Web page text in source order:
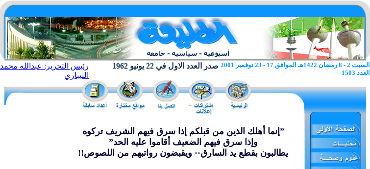
رئيس التحرير: عبدالله محمد
النيباري
صدر العدد الاول في 22 يونيو 1962
السبت 2 - 8 رمضان 1422هـ الموافق 17 - 23 نوفمبر 2001
العدد 1503
”إنما أهلك الذين من قبلكم إذا سرق فيهم الشريف تركوه
وإذا سرق فيهم الضعيف أقاموا عليه الحد”
يطالبون بقطع يد السارق·· ويقبضون رواتبهم من اللصوص!!